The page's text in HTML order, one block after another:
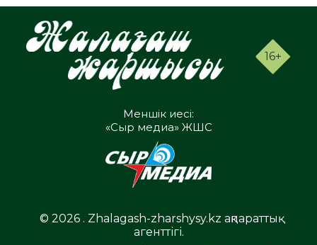
16+
Меншік иесі:
«Сыр медиа» ЖШС
© 2026 . Zhalagash-zharshysy.kz ақпараттық
агенттігі.